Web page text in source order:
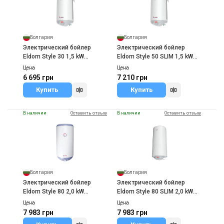
Болгария
Электрический бойлер
Eldom Style 30 1,5 kW
72269W
Цена
6 695 грн
Купить
Болгария
Электрический бойлер
Eldom Style 50 SLIM 1,5 kW
72267W
Цена
7 210 грн
Купить
В наличии Оставить отзыв
Болгария
Электрический бойлер
Eldom Style 80 2,0 kW
72265W
Цена
7 983 грн
В наличии Оставить отзыв
Болгария
Электрический бойлер
Eldom Style 80 SLIM 2,0 kW
72268WG
Цена
7 983 грн